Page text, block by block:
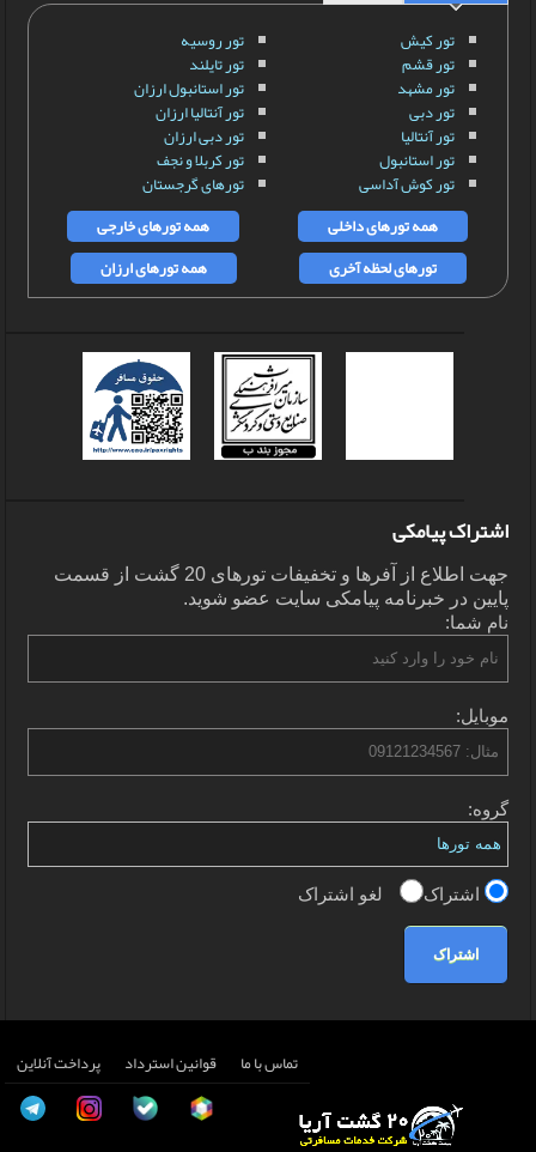
تور کیش
تور قشم
تور مشهد
تور دبی
تور آنتالیا
تور استانبول
تور کوش آداسی
تور روسیه
تور تایلند
تور استانبول ارزان
تور آنتالیا ارزان
تور دبی ارزان
تور کربلا و نجف
تورهای گرجستان
همه تورهای داخلی
همه تورهای خارجی
تورهای لحظه آخری
همه تورهای ارزان
اشتراک پیامکی
جهت اطلاع از آفرها و تخفیفات تورهای 20 گشت از قسمت
پایین در خبرنامه پیامکی سایت عضو شوید.
نام شما:
موبایل:
گروه:
اشتراک لغو اشتراک
اشتراک
تماس با ما قوانین استرداد پرداخت آنلاین